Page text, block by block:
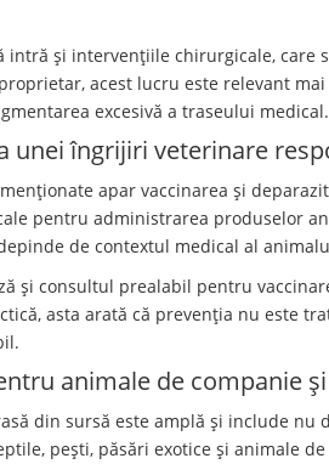
intră și intervențiile chirurgicale, care
acest lucru este relevant
excesivă a traseului medical.
unei îngrijiri veterinare
apar vaccinarea și
pentru administrarea produselor
de contextul medical al
și consultul prealabil pentru
asta arată că prevenția nu este
animale de companie
din sursă este amplă și include
pești, păsări exotice și animale